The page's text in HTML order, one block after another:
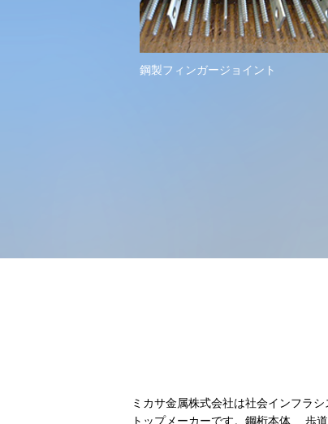
鋼製フィンガージョイント
ミカサ金属株式会社は社会インフラ
トップメーカーです。鋼桁本体、 歩